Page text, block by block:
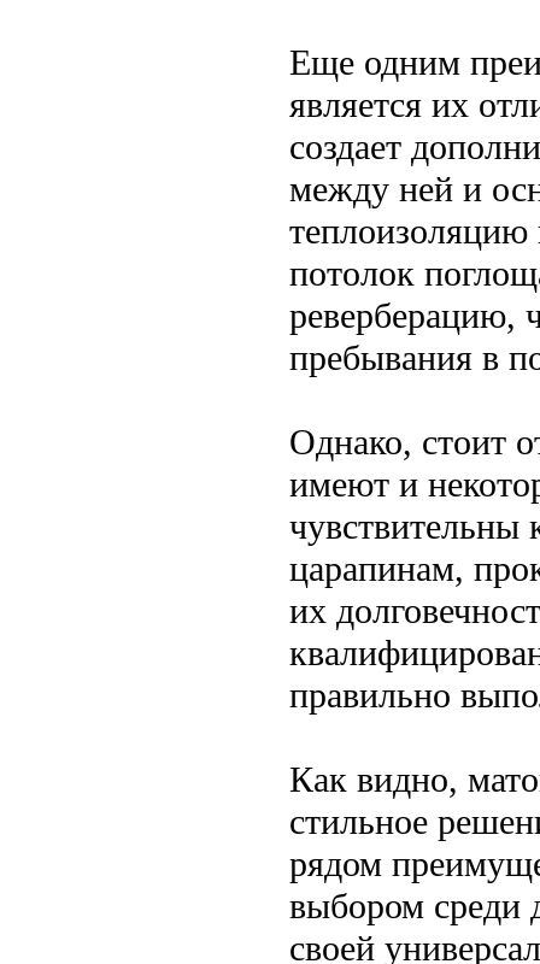
Еще одним
является их
создает
между ней и
потолок
реверберацию,
пребывания в
Однако, стоит
имеют и
царапинам,
их
правильно
Как видно,
стильное
рядом
выбором среди
своей